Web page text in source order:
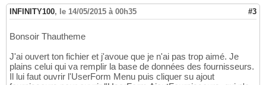
INFINITY100, le 14/05/2015 à 00h35 #3
Bonsoir Thautheme
J'ai ouvert ton fichier et j'avoue que je n'ai pas trop aimé. Je
plains celui qui va remplir la base de données des fournisseurs.
Il lui faut ouvrir l'UserForm Menu puis cliquer su ajout